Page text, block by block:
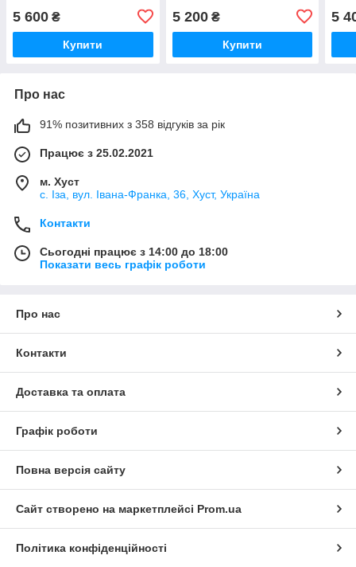
5 600 ₴
Купити
5 200₴
Купити
5
Про нас
91% позитивних з 358 відгуків за рік
Працює з 25.02.2021
м. Хуст
с. Іза, вул. Івана-Франка, 36, Хуст, Україна
Контакти
Сьогодні працює з 14:00 до 18:00
Показати весь графік роботи
Про нас
Контакти
Доставка та оплата
Графік роботи
Повна версія сайту
Сайт створено на маркетплейсі Prom.ua
Політика конфіденційності